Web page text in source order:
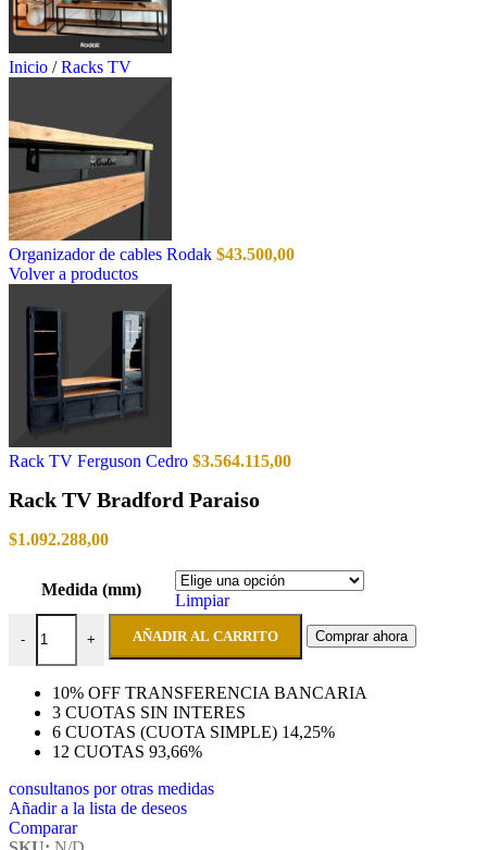
Inicio / Racks TV
Organizador de cables Rodak $43.500,00
Volver a productos
Rack TV Ferguson Cedro $3.564.115,00
Rack TV Bradford Paraiso
$1.092.288,00
Medida (mm)
Limpiar
-
Rack TV Bradford Paraiso cantidad
+ AÑADIR AL CARRITO Comprar ahora
10% OFF TRANSFERENCIA BANCARIA
3 CUOTAS SIN INTERES
6 CUOTAS (CUOTA SIMPLE) 14,25%
12 CUOTAS 93,66%
consultanos por otras medidas
Añadir a la lista de deseos
Comparar